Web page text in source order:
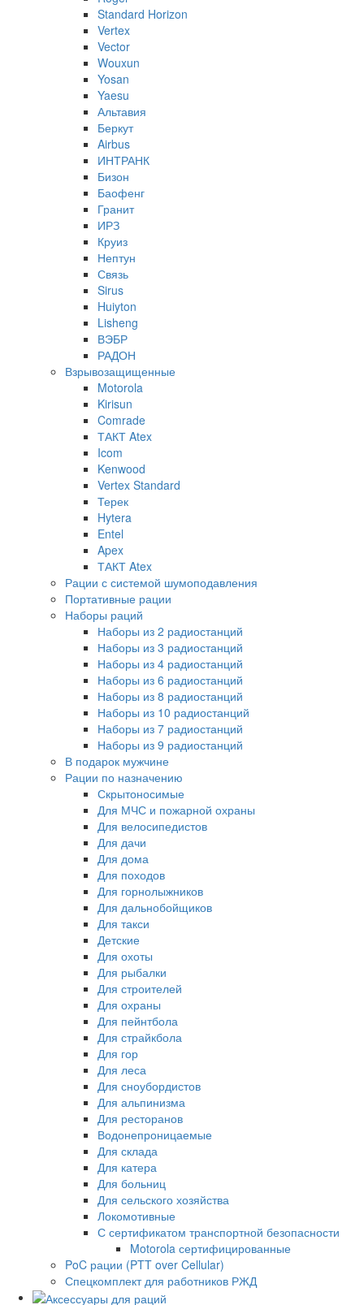
Standard Horizon
Vertex
Vector
Wouxun
Yosan
Yaesu
Альтавия
Беркут
Airbus
ИНТРАНК
Бизон
Баофенг
Гранит
ИРЗ
Круиз
Нептун
Связь
Sirus
Huiyton
Lisheng
ВЭБР
РАДОН
Взрывозащищенные
Motorola
Kirisun
Comrade
ТАКТ Atex
Icom
Kenwood
Vertex Standard
Терек
Hytera
Entel
Apex
ТАКТ Atex
Рации с системой шумоподавления
Портативные рации
Наборы раций
Наборы из 2 радиостанций
Наборы из 3 радиостанций
Наборы из 4 радиостанций
Наборы из 6 радиостанций
Наборы из 8 радиостанций
Наборы из 10 радиостанций
Наборы из 7 радиостанций
Наборы из 9 радиостанций
В подарок мужчине
Рации по назначению
Скрытоносимые
Для МЧС и пожарной охраны
Для велосипедистов
Для дачи
Для дома
Для походов
Для горнолыжников
Для дальнобойщиков
Для такси
Детские
Для охоты
Для рыбалки
Для строителей
Для охраны
Для пейнтбола
Для страйкбола
Для гор
Для леса
Для сноубордистов
Для альпинизма
Для ресторанов
Водонепроницаемые
Для склада
Для катера
Для больниц
Для сельского хозяйства
Локомотивные
С сертификатом транспортной безопасности
Motorola сертифицированные
PoC рации (PTT over Cellular)
Спецкомплект для работников РЖД